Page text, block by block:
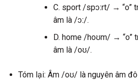
C. sport /spɔːrt/ → “o”
âm là /ɔː/.
D. home /hoʊm/ → “o”
âm là /oʊ/.
Tóm lại: Âm /oʊ/ là nguyên âm